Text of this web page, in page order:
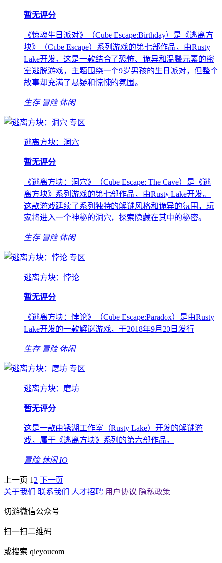
暂无评分
《惊魂生日派对》（Cube Escape:Birthday）是《逃离方
块》（Cube Escape）系列游戏的第七部作品，由Rusty
Lake开发。这是一款结合了恐怖、诡异和温馨元素的密
室逃脱游戏，主题围绕一个9岁男孩的生日派对，但整个
故事却充满了悬疑和惊悚的氛围。
生存 冒险 休闲
专区
逃离方块：洞穴
暂无评分
《逃离方块：洞穴》（Cube Escape: The Cave）是《逃
离方块》系列游戏的第七部作品，由Rusty Lake开发。
这款游戏延续了系列独特的解谜风格和诡异的氛围，玩
家将进入一个神秘的洞穴，探索隐藏在其中的秘密。
生存 冒险 休闲
专区
逃离方块：悖论
暂无评分
《逃离方块：悖论》（Cube Escape:Paradox）是由Rusty
Lake开发的一款解谜游戏，于2018年9月20日发行
生存 冒险 休闲
专区
逃离方块：磨坊
暂无评分
这是一款由锈湖工作室（Rusty Lake）开发的解谜游
戏，属于《逃离方块》系列的第六部作品。
冒险 休闲 IO
上一页 1 2 下一页
关于我们
联系我们 人才招聘 用户协议 隐私政策
切游微信公众号
扫一扫二维码
或搜索 qieyoucom